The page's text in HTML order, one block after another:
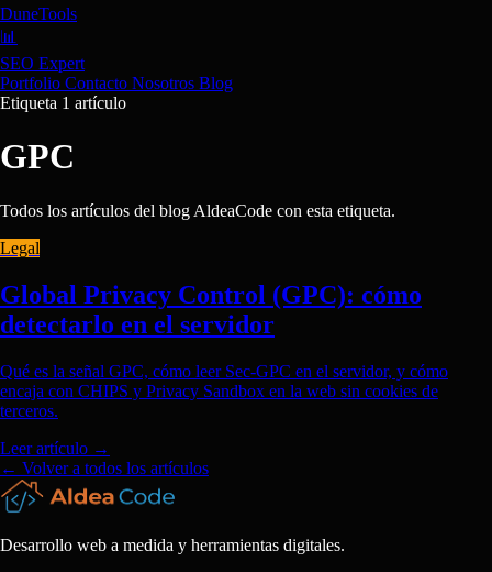
DuneTools
📊
SEO Expert
Portfolio Contacto Nosotros Blog
Etiqueta 1 artículo
GPC
Todos los artículos del blog AldeaCode con esta etiqueta.
Legal
Global Privacy Control (GPC): cómo
detectarlo en el servidor
Qué es la señal GPC, cómo leer Sec-GPC en el servidor, y cómo
encaja con CHIPS y Privacy Sandbox en la web sin cookies de
terceros.
Leer artículo →
← Volver a todos los artículos
Desarrollo web a medida y herramientas digitales.